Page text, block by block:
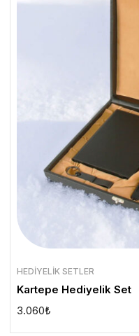
HEDIYELIK SETLER
Kartepe Hediyelik Set
3.060₺